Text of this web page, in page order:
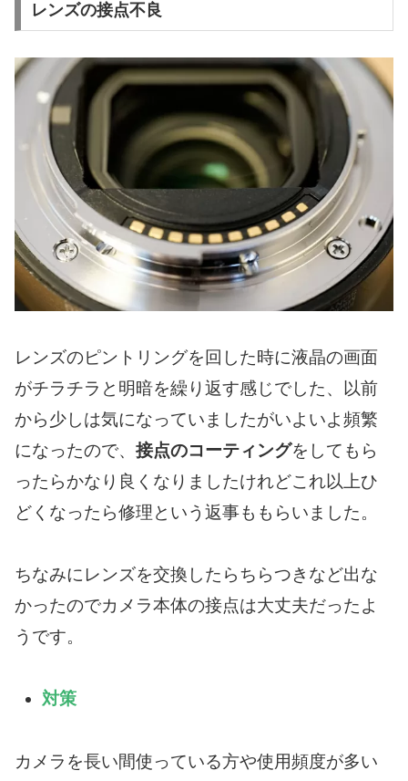
レンズの接点不良
レンズのピントリングを回した時に液晶の画面
がチラチラと明暗を繰り返す感じでした、以前
から少しは気になっていましたがいよいよ頻繁
になったので、 接点のコーティングをしてもら
ったらかなり良くなりましたけれどこれ以上ひ
どくなったら修理という返事ももらいました。
ちなみにレンズを交換したらちらつきなど出な
かったのでカメラ本体の接点は大丈夫だったよ
うです。
対策
カメラを長い間使っている方や使用頻度が多い